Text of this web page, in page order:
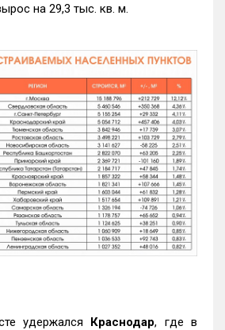
на 29,3 тыс. кв. м.
удержался Краснодар, где в